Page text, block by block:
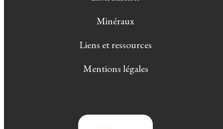
Minéraux
Liens et ressources
Mentions légales